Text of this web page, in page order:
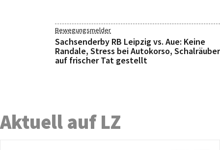
Bewegungsmelder
Sachsenderby RB Leipzig vs. Aue: Keine
Randale, Stress bei Autokorso, Schalräuber
auf frischer Tat gestellt
Aktuell auf LZ